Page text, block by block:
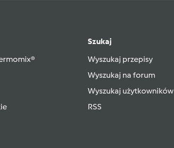
Szukaj
Wyszukaj przepisy
Wyszukaj na forum
Wyszukaj użytkowników
RSS